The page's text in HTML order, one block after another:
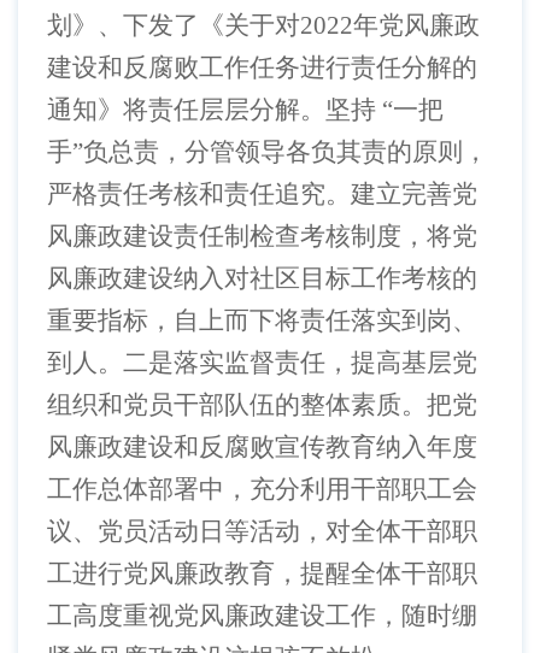
划》、下发了《关于对2022年党风廉政
建设和反腐败工作任务进行责任分解的
通知》将责任层层分解。坚持 “一把
手”负总责，分管领导各负其责的原则，
严格责任考核和责任追究。建立完善党
风廉政建设责任制检查考核制度，将党
风廉政建设纳入对社区目标工作考核的
重要指标，自上而下将责任落实到岗、
到人。二是落实监督责任，提高基层党
组织和党员干部队伍的整体素质。把党
风廉政建设和反腐败宣传教育纳入年度
工作总体部署中，充分利用干部职工会
议、党员活动日等活动，对全体干部职
工进行党风廉政教育，提醒全体干部职
工高度重视党风廉政建设工作，随时绷